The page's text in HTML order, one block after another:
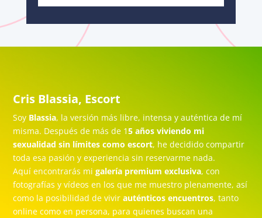
Cris Blassia, Escort
Soy Blassia, la versión más libre, intensa y auténtica de mí
misma. Después de más de 15 años viviendo mi
sexualidad sin límites como escort, he decidido compartir
toda esa pasión y experiencia sin reservarme nada.
Aquí encontrarás migalería premium exclusiva, con
fotografías y vídeos en los que me muestro plenamente, así
como la posibilidad de vivirauténticos encuentros, tanto
online como en persona, para quienes buscan una